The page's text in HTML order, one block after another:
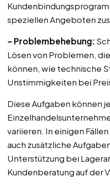
speziellen Angeboten
– Problembehebung:
Lösen von Problemen,
können, wie technische
Unstimmigkeiten bei
Diese Aufgaben können
variieren. In einigen
auch zusätzliche
Unterstützung bei
Kundenberatung auf der